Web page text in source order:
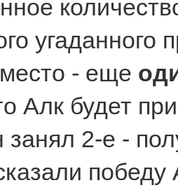
угаданного
- еще
Алк будет
занял 2-е -